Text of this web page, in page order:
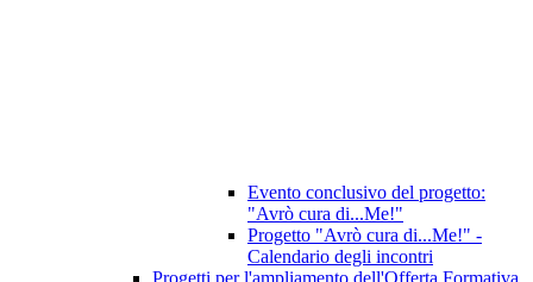
Evento conclusivo del progetto:
"Avrò cura di...Me!"
Progetto "Avrò cura di...Me!" -
Calendario degli incontri